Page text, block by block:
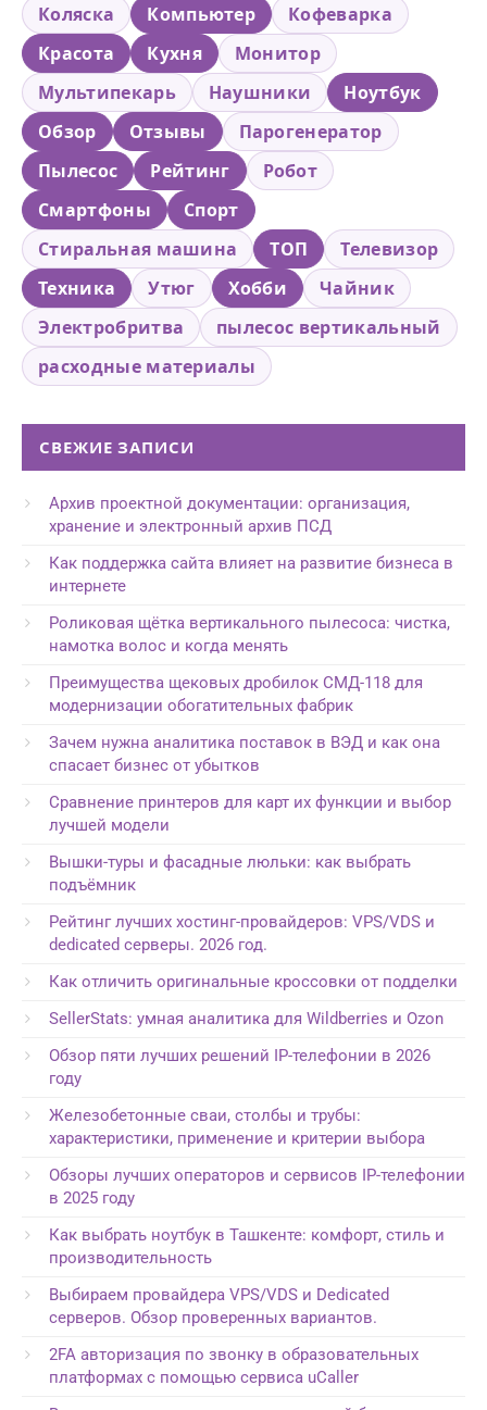
Коляска
Компьютер
Кофеварка
Красота
Кухня
Монитор
Мультипекарь
Наушники
Ноутбук
Обзор
Отзывы
Парогенератор
Пылесос
Рейтинг
Робот
Смартфоны
Спорт
Стиральная машина
ТОП
Телевизор
Техника
Утюг Хобби
Чайник
Электробритва
пылесос вертикальный
расходные материалы
СВЕЖИЕ ЗАПИСИ
Архив проектной документации: организация,
хранение и электронный архив ПСД
Как поддержка сайта влияет на развитие бизнеса в
интернете
Роликовая щётка вертикального пылесоса: чистка,
намотка волос и когда менять
Преимущества щековых дробилок СМД-118 для
модернизации обогатительных фабрик
Зачем нужна аналитика поставок в ВЭД и как она
спасает бизнес от убытков
Сравнение принтеров для карт их функции и выбор
лучшей модели
Вышки-туры и фасадные люльки: как выбрать
подъёмник
Рейтинг лучших хостинг-провайдеров: VPS/VDS и
dedicated серверы. 2026 год.
Как отличить оригинальные кроссовки от подделки
SellerStats: умная аналитика для Wildberries и Ozon
Обзор пяти лучших решений IP-телефонии в 2026
году
Железобетонные сваи, столбы и трубы:
характеристики, применение и критерии выбора
Обзоры лучших операторов и сервисов IP-телефонии
в 2025 году
Как выбрать ноутбук в Ташкенте: комфорт, стиль и
производительность
Выбираем провайдера VPS/VDS и Dedicated
серверов. Обзор проверенных вариантов.
2FA авторизация по звонку в образовательных
платформах с помощью сервиса uCaller